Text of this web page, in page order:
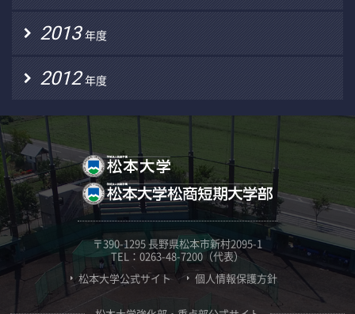
2013 年度
2012 年度
〒390-1295 長野県松本市新村2095-1
TEL：0263-48-7200（代表）
松本大学公式サイト
個人情報保護方針